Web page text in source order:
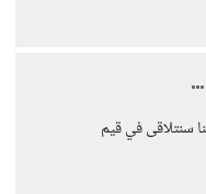
سنتلاقى في قيم